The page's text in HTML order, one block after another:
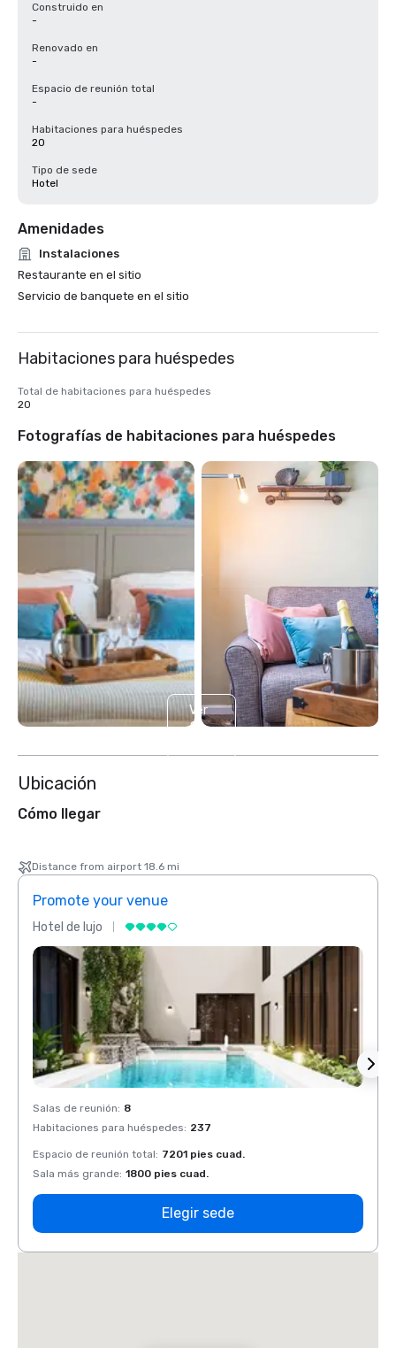
Construido en
-
Renovado en
-
Espacio de reunión total
-
Habitaciones para huéspedes
20
Tipo de sede
Hotel
Amenidades
Instalaciones
Restaurante en el sitio
Servicio de banquete en el sitio
Habitaciones para huéspedes
Total de habitaciones para huéspedes
20
Fotografías de habitaciones para huéspedes
Ver
2
Ubicación
Cómo llegar
Distance from airport 18.6 mi
Promote your venue
Hotel de lujo
Salas de reunión: 8
Habitaciones para huéspedes: 237
Espacio de reunión total: 7201 pies cuad.
Sala más grande: 1800 pies cuad.
Elegir sede